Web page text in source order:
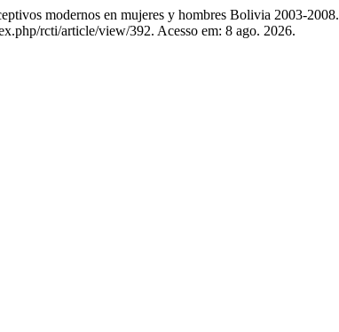
modernos en mujeres y hombres Bolivia 2003-2008.
rcti/article/view/392. Acesso em: 8 ago. 2026.